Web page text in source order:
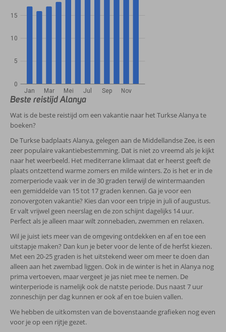
Jan Mar Mei Jul Sep Nov
0
5
10
15
Beste reistijd Alanya
Wat is de beste reistijd om een vakantie naar het Turkse Alanya te
boeken?
De Turkse badplaats Alanya, gelegen aan de Middellandse Zee, is een
zeer populaire vakantiebestemming. Dat is niet zo vreemd als je kijkt
naar het weerbeeld. Het mediterrane klimaat dat er heerst geeft de
plaats ontzettend warme zomers en milde winters. Zo is het er in de
zomerperiode vaak ver in de 30 graden terwijl de wintermaanden
een gemiddelde van 15 tot 17 graden kennen. Ga je voor een
zonovergoten vakantie? Kies dan voor een tripje in juli of augustus.
Er valt vrijwel geen neerslag en de zon schijnt dagelijks 14 uur.
Perfect als je alleen maar wilt zonnebaden, zwemmen en relaxen.
Wil je juist iets meer van de omgeving ontdekken en af en toe een
uitstapje maken? Dan kun je beter voor de lente of de herfst kiezen.
Met een 20-25 graden is het uitstekend weer om meer te doen dan
alleen aan het zwembad liggen. Ook in de winter is het in Alanya nog
prima vertoeven, maar vergeet je jas niet mee te nemen. De
winterperiode is namelijk ook de natste periode. Dus naast 7 uur
zonneschijn per dag kunnen er ook af en toe buien vallen.
We hebben de uitkomsten van de bovenstaande grafieken nog even
voor je op een rijtje gezet.